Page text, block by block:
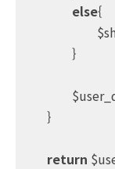
else{
return